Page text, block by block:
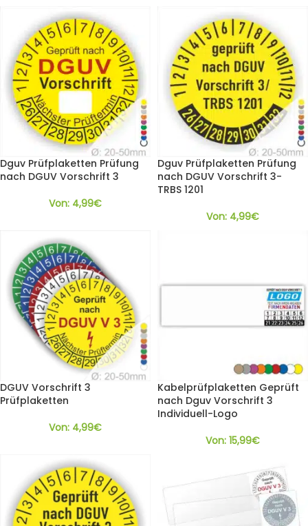
Dguv Prüfplaketten Prüfung
nach DGUV Vorschrift 3
Von: 4,99€
Dguv Prüfplaketten Prüfung
nach DGUV Vorschrift 3-
TRBS 1201
Von: 4,99€
DGUV Vorschrift 3
Prüfplaketten
Von: 4,99€
Kabelprüfplaketten Geprüft
nach Dguv Vorschrift 3
Individuell-Logo
Von: 15,99€